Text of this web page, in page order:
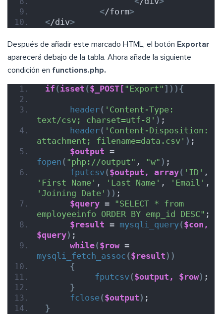
</form>
</div>
Después de añadir este marcado HTML, el botón Exportar
aparecerá debajo de la tabla. Ahora añade la siguiente
condición en functions.php.
if (isset ($_POST[ "Export" ])){
header( 'Content-Type:
text/csv; charset=utf-8' ) ;
header( 'Content-Disposition:
attachment; filename=data.csv' ) ;
$output
fopen ( "php://output" , "w" ) ;
fputcsv($output, array( 'ID'
'First Name' , 'Last Name' , 'Email'
'Joining Date' )) ;
$query = "SELECT * from
employeeinfo ORDER BY emp_id DESC"
$result = mysqli_query($con,
$query) ;
while($row
mysqli_fetch_assoc ($result ))
{
fputcsv($output, $row)
}
fclose($output ) ;
}